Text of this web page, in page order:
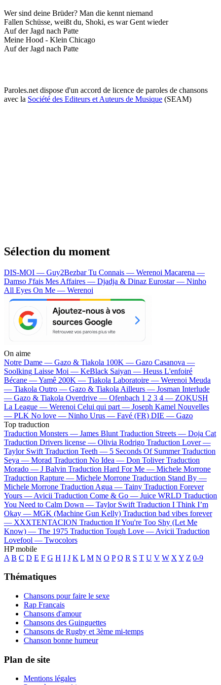
Wer sind deine Brüder? Man die kennt niemand
Fallen Schüsse, weißt du, Shoki, es war Gent wieder
Auf der Jagd nach Patte
Meine Hood - Klein Chicago
Auf der Jagd nach Patte
Paroles.net dispose d'un accord de licence de paroles de chansons
avec la Société des Editeurs et Auteurs de Musique (SEAM)
Sélection du moment
DIS-MOI — Guy2BezbarTu Connais — Werenoi Macarena —
Damso J'fais Mes Affaires — Djadja & Dinaz Eurostar — Ninho
All Eyes On Me — Werenoi
On aime
Notre Dame — Gazo & Tiakola 100K — Gazo Casanova —
Soolking Laisse Moi — KeBlack Saiyan — Heuss L'enfoiré
Bécane —Yamê 200K — Tiakola Laboratoire — Werenoi Meuda
— Tiakola Outro — Gazo & Tiakola Ailleurs — Josman Interlude
— Gazo & Tiakola Overdrive — Ofenbach 1 2 3 4 — ZOKUSH
La League — Werenoi Celui qui part — Joseph Kamel Nouvelles
— PLK No love — Ninho Urus — Favé (FR) DIE — Gazo
Top traduction
Traduction Monsters — James Blunt Traduction Streets — Doja Cat
Traduction Drivers license — Olivia Rodrigo Traduction Lover —
Taylor Swift Traduction Teeth — 5 Seconds Of Summer Traduction
Seya — Morad Traduction No Idea — Don Toliver Traduction
Morado — J Balvin Traduction Hard For Me — Michele Morrone
Traduction Rapture — Michele Morrone Traduction Stand By —
Michele Morrone Traduction Agua — Tainy Traduction Forever
Yours — Avicii Traduction Come & Go — Juice WRLD Traduction
You Need to Calm Down — Taylor Swift Traduction I Think I’m
Okay — MGK (Machine Gun Kelly) Traduction bad vibes forever
— XXXTENTACION Traduction If You're Too Shy (Let Me
Know) — The 1975 Traduction Tough Love — Avicii Traduction
Lovefool — Twocolors
HP mobile
A B C D E F G H I J K L M N O P Q R S T U V W X Y Z 0-9
Thématiques
Chansons pour faire le sexe
Rap Français
Chansons d'amour
Chansons des Guinguettes
Chansons de Rugby et 3ème mi-temps
Chanson bonne humeur
Plan de site
Mentions légales